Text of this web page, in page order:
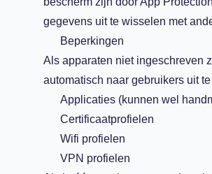
gegevens uit te wisselen met
Beperkingen
Als apparaten niet ingeschreven
automatisch naar gebruikers uit
Applicaties (kunnen wel
Certificaatprofielen
Wifi profielen
VPN profielen